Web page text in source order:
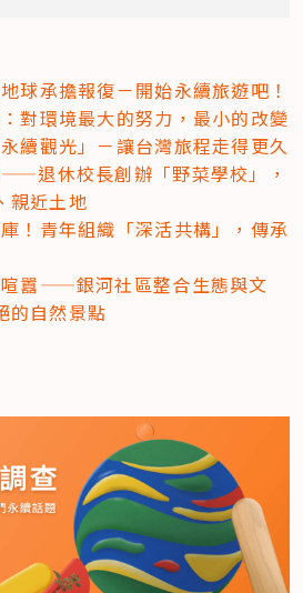
球承擔報復－開始永續旅遊吧！
對環境最大的努力，最小的改變
續觀光」－讓台灣旅程走得更久
退休校長創辦「野菜學校」，
親近土地
！青年組織「深活共構」，傳承
囂——銀河社區整合生態與文
的自然景點